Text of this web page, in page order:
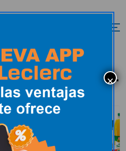
y sostenibilidad.
y sostenibilidad.